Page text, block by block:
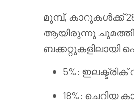
മുമ്പ്, കാറുകൾക്ക്
ആയിരുന്നു
ബക്കറ്റുകളിലായി
5%:
18%: